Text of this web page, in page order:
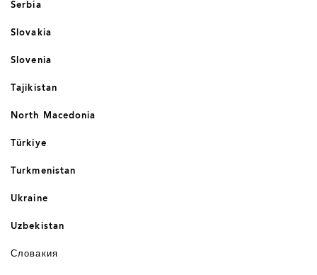
Serbia
Slovakia
Slovenia
Tajikistan
North Macedonia
Türkiye
Turkmenistan
Ukraine
Uzbekistan
Словакия